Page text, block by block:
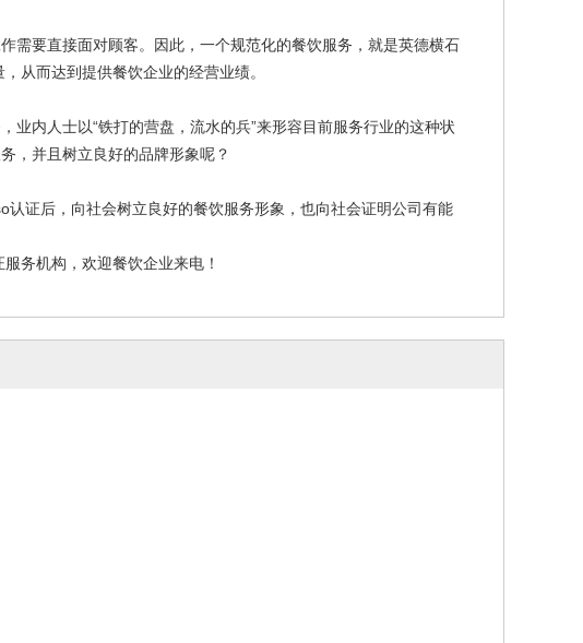
需要直接面对顾客。因此，一个规范化的餐饮服务，就是英德横石
从而达到提供餐饮企业的经营业绩。
内人士以“铁打的营盘，流水的兵”来形容目前服务行业的这种状
，并且树立良好的品牌形象呢？
证后，向社会树立良好的餐饮服务形象，也向社会证明公司有能
务机构，欢迎餐饮企业来电！